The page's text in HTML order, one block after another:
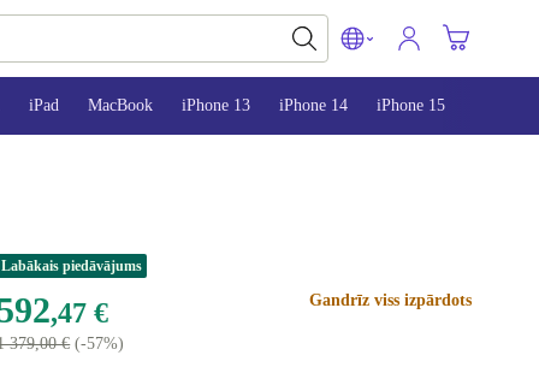
iPad MacBook iPhone 13 iPhone 14 iPhone 15
Labākais piedāvājums
,47 €
379,00 €(-57%)
Gandrīz viss izpārdots